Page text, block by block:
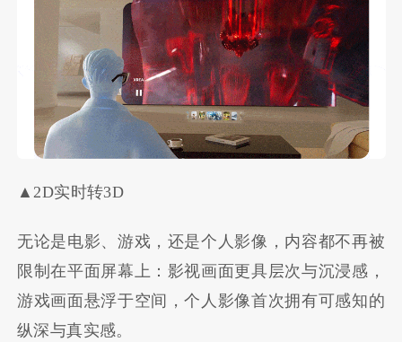
▲2D实时转3D
无论是电影、游戏，还是个人影像，内容都不再被
限制在平面屏幕上：影视画面更具层次与沉浸感，
游戏画面悬浮于空间，个人影像首次拥有可感知的
纵深与真实感。